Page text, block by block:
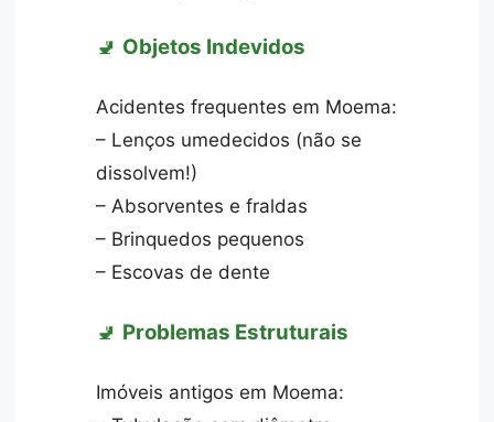
🚽 Objetos Indevidos
Acidentes frequentes em Moema:
– Lenços umedecidos (não se
dissolvem!)
– Absorventes e fraldas
– Brinquedos pequenos
– Escovas de dente
🚽 Problemas Estruturais
Imóveis antigos em Moema: